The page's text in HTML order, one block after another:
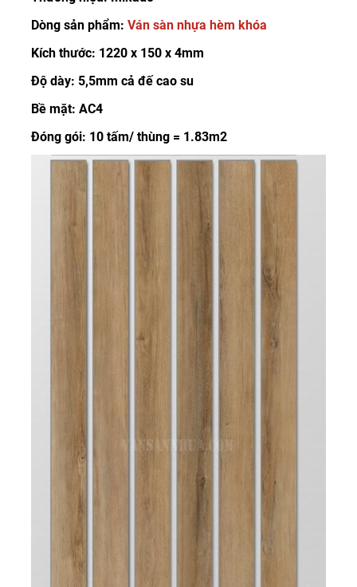
Dòng sản phẩm: Ván sàn nhựa hèm khóa
Kích thước: 1220 x 150 x 4mm
Độ dày: 5,5mm cả đế cao su
Bề mặt: AC4
Đóng gói: 10 tấm/ thùng = 1.83m2